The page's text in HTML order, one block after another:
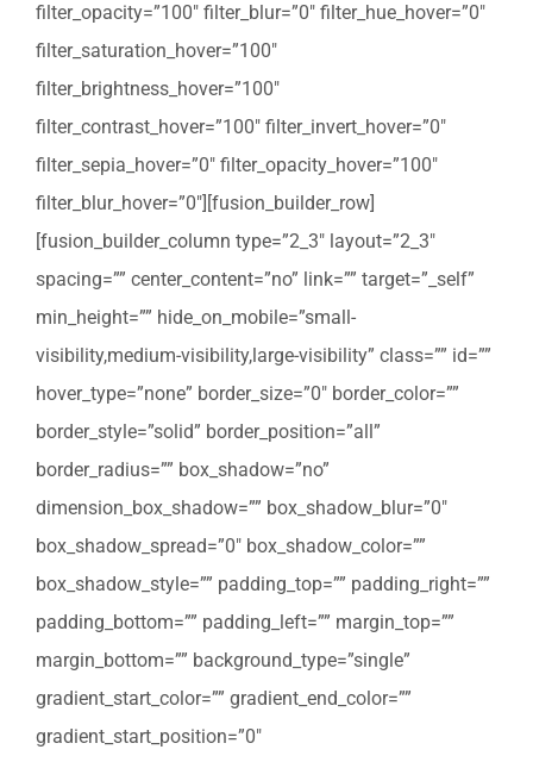
filter_opacity=”100″ filter_blur=”0″ filter_hue_hover=”0″
filter_saturation_hover=”100″
filter_brightness_hover=”100″
filter_contrast_hover=”100″ filter_invert_hover=”0″
filter_sepia_hover=”0″ filter_opacity_hover=”100″
filter_blur_hover=”0″][fusion_builder_row]
[fusion_builder_column type=”2_3″ layout=”2_3″
spacing=”” center_content=”no” link=”” target=”_self”
min_height=”” hide_on_mobile=”small-
visibility,medium-visibility,large-visibility” class=”” id=””
hover_type=”none” border_size=”0″ border_color=””
border_style=”solid” border_position=”all”
border_radius=”” box_shadow=”no”
dimension_box_shadow=”” box_shadow_blur=”0″
box_shadow_spread=”0″ box_shadow_color=””
box_shadow_style=”” padding_top=”” padding_right=””
padding_bottom=”” padding_left=”” margin_top=””
margin_bottom=”” background_type=”single”
gradient_start_color=”” gradient_end_color=””
gradient_start_position=”0″